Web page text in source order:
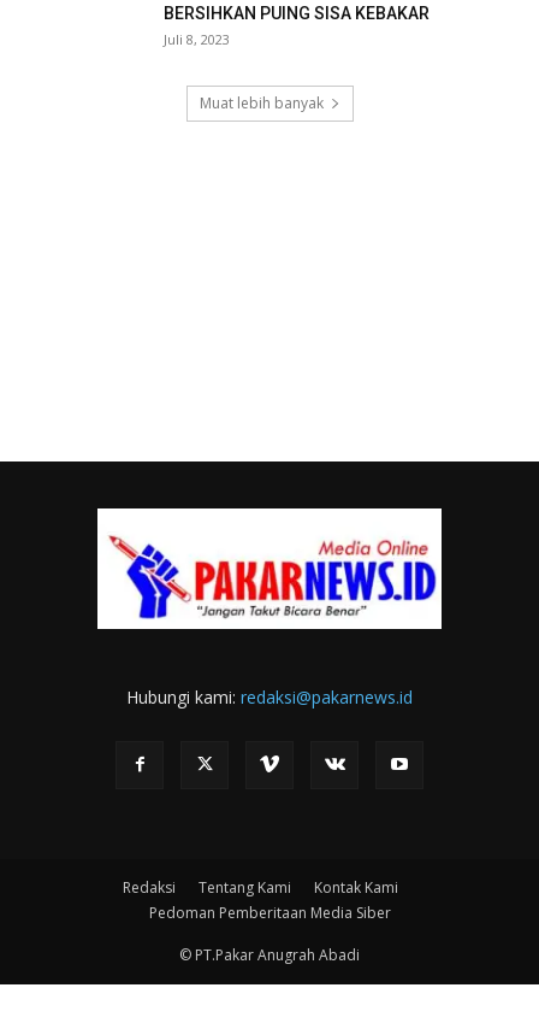
BERSIHKAN PUING SISA KEBAKAR
Juli 8, 2023
Muat lebih banyak
Hubungi kami: redaksi@pakarnews.id
Redaksi Tentang Kami
Kontak Kami
Pedoman Pemberitaan Media Siber
© PT.Pakar Anugrah Abadi